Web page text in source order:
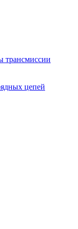
трансмиссии
цепей